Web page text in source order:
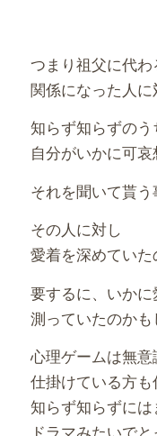
つまり祖父に代
関係になった人に
知らず知らずの
自分がいかに可哀
それを聞いて貰う
その人に対し
愛着を深めていた
要するに、いか
測っていたのかも
心理ゲームは無意
仕掛けている方
知らず知らずには
ドラマみたいで